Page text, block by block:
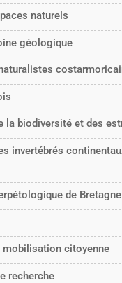
naturels
géologique
la biodiversité et des
invertébrés
de Bretagne
mobilisation citoyenne
recherche